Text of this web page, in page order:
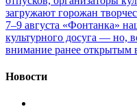
загружают горожан
7–9 августа «Фонтанка»
культурного досуга — но,
внимание ранее открытым
Новости